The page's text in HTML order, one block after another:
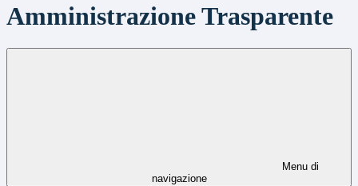
Amministrazione Trasparente
Menu di
navigazione